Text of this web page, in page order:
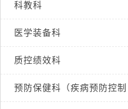
科教科
医学装备科
质控绩效科
预防保健科（疾病预防控制